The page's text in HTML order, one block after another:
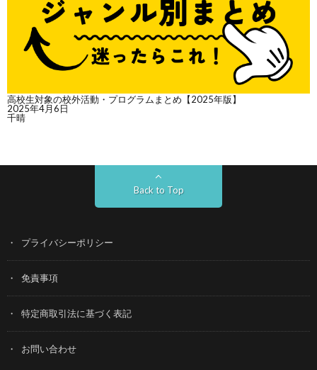
高校生対象の校外活動・プログラムまとめ【2025年版】
2025年4月6日
千晴
Back to Top
プライバシーポリシー
免責事項
特定商取引法に基づく表記
お問い合わせ